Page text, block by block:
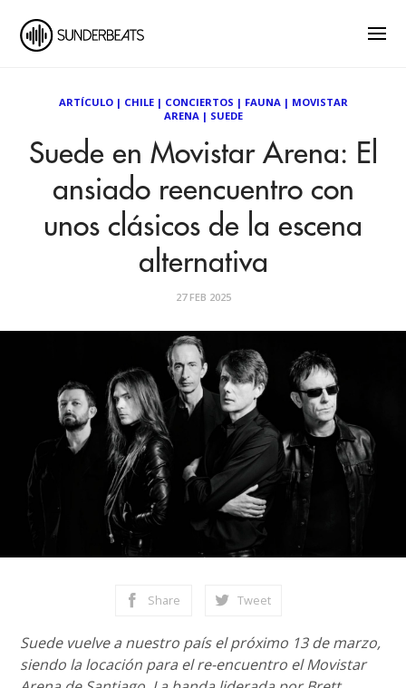
ARTÍCULO| CHILE| CONCIERTOS | FAUNA| MOVISTAR
ARENA| SUEDE
Suede en Movistar Arena: El
ansiado reencuentro con
unos clásicos de la escena
alternativa
27 FEB 2025
Share Tweet
Suede vuelve a nuestro país el próximo 13 de marzo,
siendo la locación para el re-encuentro el Movistar